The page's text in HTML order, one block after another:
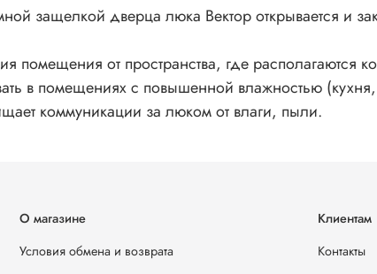
защелкой дверца люка Вектор открывается
помещения от пространства, где
в помещениях с повышенной влажностью
коммуникации за люком от влаги, пыли.
О магазине
Условия обмена и возврата
Клиентам
Контакты